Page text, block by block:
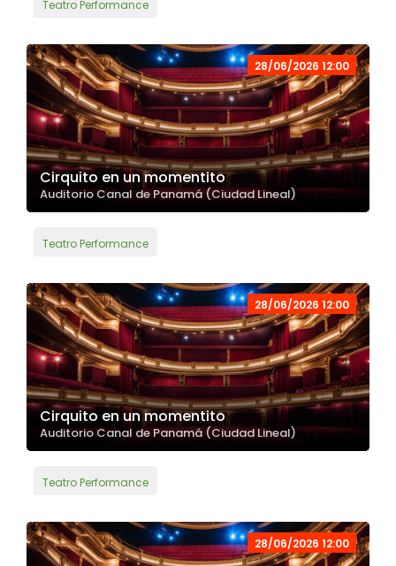
Teatro Performance
28/06/2026 12:00
Cirquito en un momentito
Auditorio Canal de Panamá (Ciudad Lineal)
Teatro Performance
28/06/2026 12:00
Cirquito en un momentito
Auditorio Canal de Panamá (Ciudad Lineal)
Teatro Performance
28/06/2026 12:00